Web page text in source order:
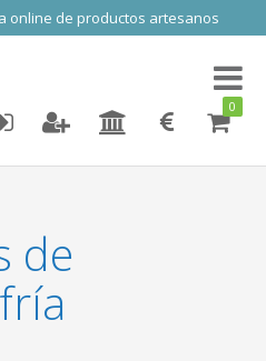
online de productos artesanos
Toggle
0
de